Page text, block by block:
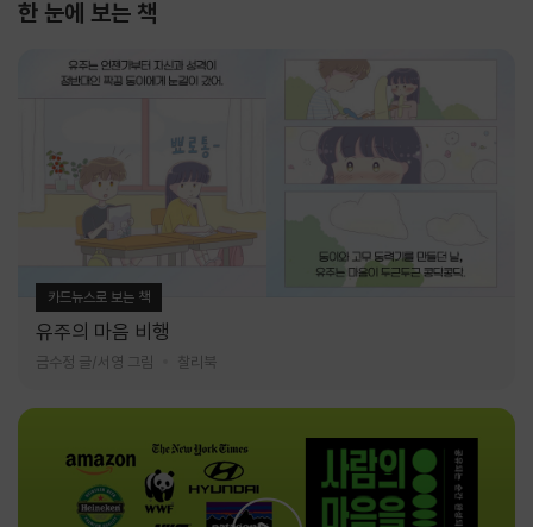
한 눈에 보는 책
카드뉴스로 보는 책
유주의 마음 비행
금수정 글/서영 그림 찰리북